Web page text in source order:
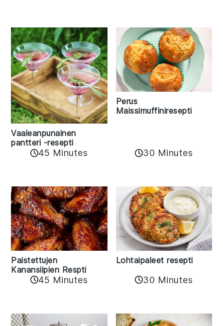
Vaaleanpunainen
pantteri -resepti
45 Minutes
Perus
Maissimuffiniresepti
30 Minutes
Paistettujen
Kanansiipien Respti
45 Minutes
Lohtaipaleet resepti
30 Minutes